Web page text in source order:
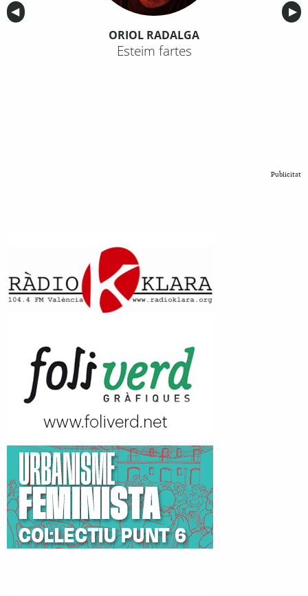
Anterior
◀︎ ▶︎
ORIOL RADALGA
Esteim fartes
Publicitat